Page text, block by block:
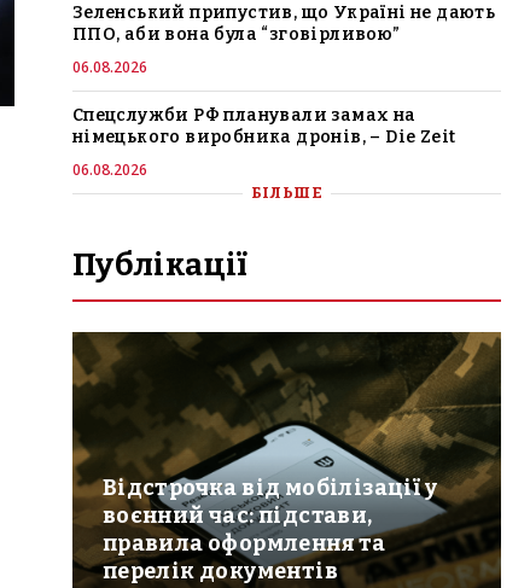
Зеленський припустив, що Україні не дають
ППО, аби вона була “зговірливою”
06.08.2026
Спецслужби РФ планували замах на
німецького виробника дронів, – Die Zeit
06.08.2026
БІЛЬШЕ
Публікації
Відстрочка від мобілізації у
воєнний час: підстави,
правила оформлення та
перелік документів